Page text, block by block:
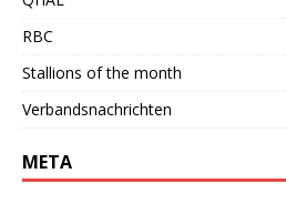
RBC
Stallions of the month
Verbandsnachrichten
META